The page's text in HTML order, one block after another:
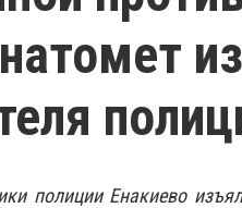
полиции Енакиево